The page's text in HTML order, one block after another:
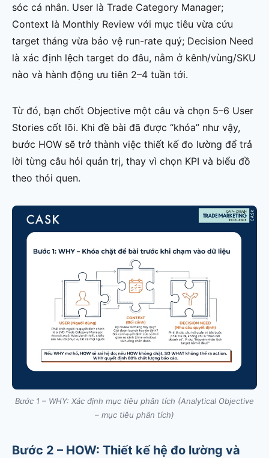
sóc cá nhân. User là Trade Category Manager;
Context là Monthly Review với mục tiêu vừa cứu
target tháng vừa bảo vệ run-rate quý; Decision Need
là xác định lệch target do đâu, nằm ở kênh/vùng/SKU
nào và hành động ưu tiên 2–4 tuần tới.
Từ đó, bạn chốt Objective một câu và chọn 5–6 User
Stories cốt lõi. Khi đề bài đã được “khóa” như vậy,
bước HOW sẽ trở thành việc thiết kế đo lường để trả
lời từng câu hỏi quản trị, thay vì chọn KPI và biểu đồ
theo thói quen.
Bước 1 – WHY: Xác định mục tiêu phân tích (Analytical Objective
– mục tiêu phân tích)
Bước 2 – HOW: Thiết kế hệ đo lường và